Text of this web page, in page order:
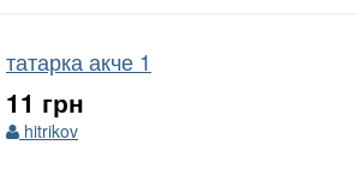
татарка акче 1
11 грн
hitrikov